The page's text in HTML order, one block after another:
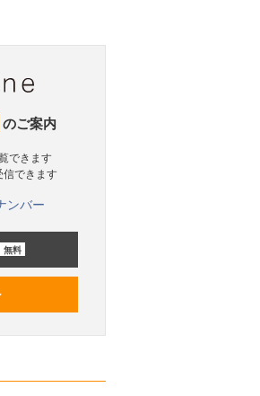
のご案内
できます
信できます
ンバー
無料